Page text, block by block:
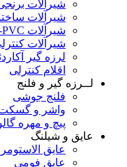
شیرآلات
شیرآلات
شیرآلات U-PVC
شیرآلات
لرزه گیر
اقلام کنترلی
لــرزه گیر و فلنج
فلنج جوشی
واشر و
پیچ و مهره
عایق و شیلنگ
عایق
عایق فومی